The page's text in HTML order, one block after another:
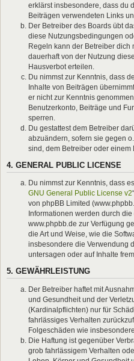
erklärst insbesondere, dass du
Beiträgen verwendeten Links
Der Betreiber des Boards übt
diese Nutzungsbedingungen
Regeln kann der Betreiber dich
dauerhaft von der Nutzung
Hausverbot erteilen.
Du nimmst zur Kenntnis, dass
Inhalte von Beiträgen
er nicht zur Kenntnis
Benutzerkonto, Beiträge und
sperren.
Du gestattest dem Betreiber
abzuändern, sofern sie gegen
sind, dem Betreiber oder einem
4. GENERAL PUBLIC LICENSE
Du nimmst zur Kenntnis, dass
GNU General Public License v2
von phpBB Limited
Informationen werden durch
www.phpbb.de zur Verfügung
die Art und Weise, wie die
insbesondere die Verwendung
untersagen oder auf Inhalte
5. GEWÄHRLEISTUNG
Der Betreiber haftet mit
und Gesundheit und der
(Kardinalpflichten) nur für
fahrlässiges Verhalten
Folgeschäden wie
Die Haftung ist gegenüber
grob fahrlässigem Verhalten